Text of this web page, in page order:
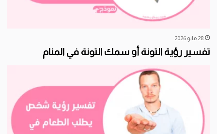
28 مايو 2026
تفسير رؤية التونة أو سمك التونة في المنام